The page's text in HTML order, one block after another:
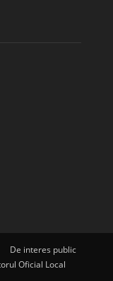
De interes public
Oficial Local